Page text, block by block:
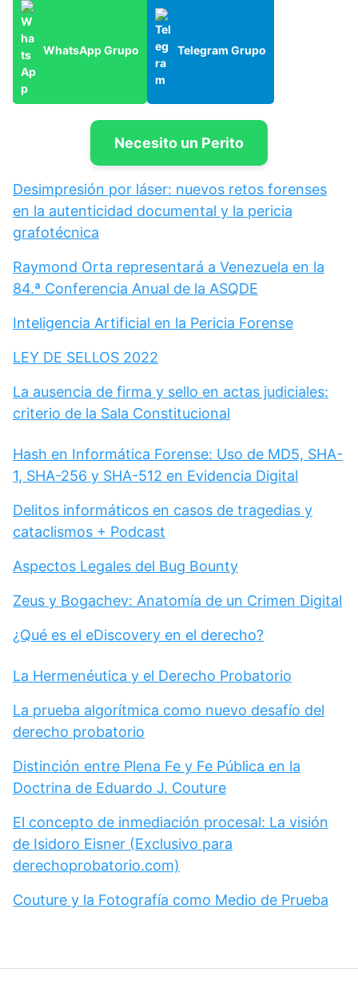
WhatsApp Grupo Telegram Grupo
Necesito un Perito
Desimpresión por láser: nuevos retos forenses
en la autenticidad documental y la pericia
grafotécnica
Raymond Orta representará a Venezuela en la
84.ª Conferencia Anual de la ASQDE
Inteligencia Artificial en la Pericia Forense
LEY DE SELLOS 2022
La ausencia de firma y sello en actas judiciales:
criterio de la Sala Constitucional
Hash en Informática Forense: Uso de MD5, SHA-
1, SHA-256 y SHA-512 en Evidencia Digital
Delitos informáticos en casos de tragedias y
cataclismos + Podcast
Aspectos Legales del Bug Bounty
Zeus y Bogachev: Anatomía de un Crimen Digital
¿Qué es el eDiscovery en el derecho?
La Hermenéutica y el Derecho Probatorio
La prueba algorítmica como nuevo desafío del
derecho probatorio
Distinción entre Plena Fe y Fe Pública en la
Doctrina de Eduardo J. Couture
El concepto de inmediación procesal: La visión
de Isidoro Eisner (Exclusivo para
derechoprobatorio.com)
Couture y la Fotografía como Medio de Prueba